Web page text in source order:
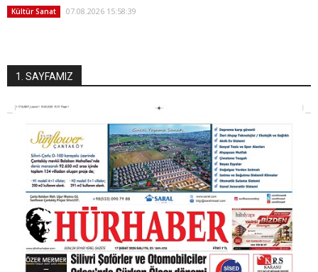
Kültür Sanat 07.08.2026 15:58:39
1. SAYFAMIZ